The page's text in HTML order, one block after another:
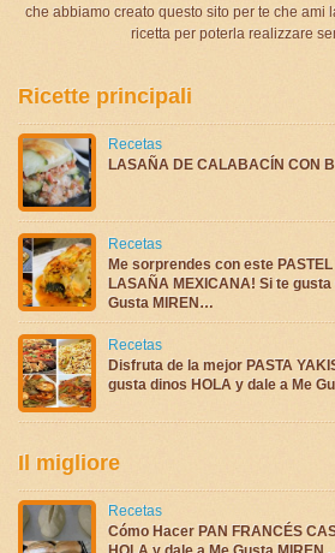
che abbiamo creato questo sito per te che ami
ricetta per poterla realizzare
Ricette principali
Recetas
LASAÑA DE CALABACÍN CON
Recetas
Me sorprendes con este
LASAÑA MEXICANA! Si te
Gusta MIREN…
Recetas
Disfruta de la mejor PASTA
gusta dinos HOLA y dale a Me
Il migliore
Recetas
Cómo Hacer PAN FRANCÉS